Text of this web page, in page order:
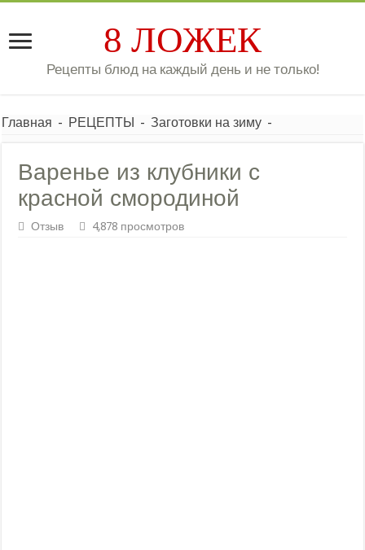
8 ЛОЖЕК
Рецепты блюд на каждый день и не только!
Главная - РЕЦЕПТЫ - Заготовки на зиму -
Варенье из клубники с
красной смородиной
Отзыв 4,878 просмотров